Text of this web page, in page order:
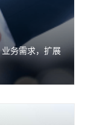
务需求，扩展